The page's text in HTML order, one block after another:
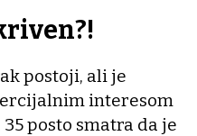
postoji, ali je
interesom
posto smatra da je